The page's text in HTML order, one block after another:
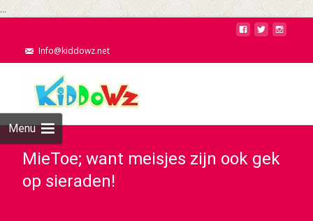
...
Info@kiddowz.net
Menu
MieToe; want meisjes zijn ook gek
op sieraden!